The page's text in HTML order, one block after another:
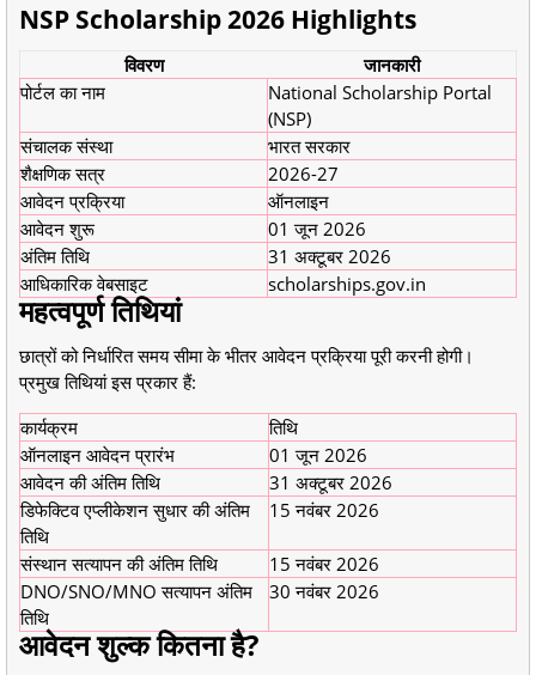
NSP Scholarship 2026 Highlights
विवरण
जानकारी
पोर्टल का नाम
National Scholarship Portal
(NSP)
संचालक संस्था
भारत सरकार
शैक्षणिक सत्र
2026-27
आवेदन प्रक्रिया
ऑनलाइन
आवेदन शुरू
01 जून 2026
अंतिम तिथि
31 अक्टूबर 2026
आधिकारिक वेबसाइट
scholarships.gov.in
महत्वपूर्ण तिथियां
छात्रों को निर्धारित समय सीमा के भीतर आवेदन प्रक्रिया पूरी करनी होगी।
प्रमुख तिथियां इस प्रकार हैं:
कार्यक्रम
तिथि
ऑनलाइन आवेदन प्रारंभ
01 जून 2026
आवेदन की अंतिम तिथि
31 अक्टूबर 2026
डिफेक्टिव एप्लीकेशन सुधार की अंतिम
तिथि
15 नवंबर 2026
संस्थान सत्यापन की अंतिम तिथि
15 नवंबर 2026
DNO/SNO/MNO सत्यापन अंतिम
तिथि
30 नवंबर 2026
आवेदन शुल्क कितना है?